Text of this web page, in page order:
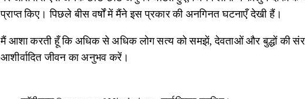
प्राप्त किए। पिछले बीस वर्षों में मैंने इस प्रकार की अनगिनत घटनाएँ देखी हैं।
मैं आशा करती हूँ कि अधिक से अधिक लोग सत्य को समझें, देवताओं और बुद्धों की
आशीर्वादित जीवन का अनुभव करें।